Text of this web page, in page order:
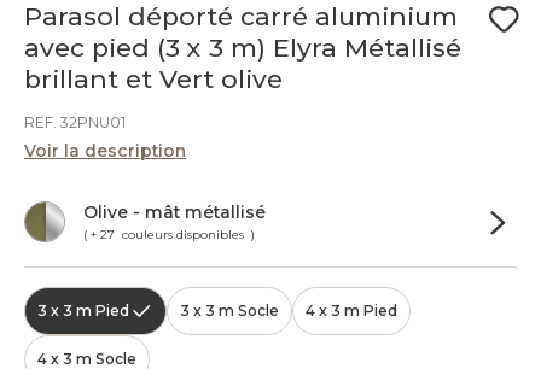
Parasol déporté carré aluminium
avec pied (3 x 3 m) Elyra Métallisé
brillant et Vert olive
REF. 32PNU01
Voir la description
Olive - mât métallisé
( + 27 couleurs disponibles )
3 x 3 m Pied 3 x 3 m Socle 4 x 3 m Pied
4 x 3 m Socle